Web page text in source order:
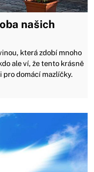
našich
která zdobí mnoho
ale ví, že tento krásně
pro domácí mazlíčky.